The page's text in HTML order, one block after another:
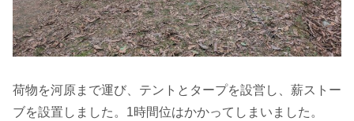
荷物を河原まで運び、テントとタープを設営し、薪ストー
ブを設置しました。1時間位はかかってしまいました。